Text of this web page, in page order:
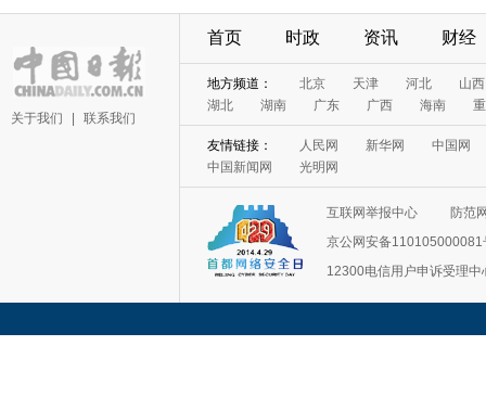
关于我们 联系我们
首页 时政 资讯 财经
地方频道： 北京 天津 河北
山西
湖北
湖南 广东 广西 海南
友情链接： 人民网 新华网
中国网
中国新闻网
光明网
互联网举报中心
防范
京公网安备110105000081
12300电信用户申诉受理中